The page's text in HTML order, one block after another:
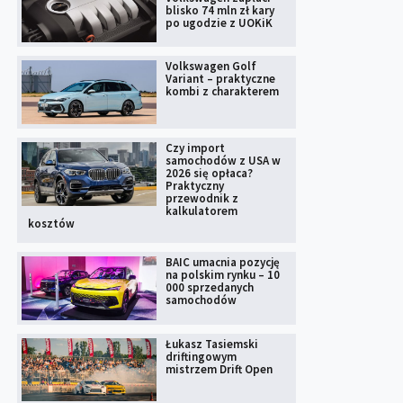
blisko 74 mln zł kary
po ugodzie z UOKiK
Volkswagen Golf
Variant – praktyczne
kombi z charakterem
Czy import
samochodów z USA w
2026 się opłaca?
Praktyczny
przewodnik z
kalkulatorem
kosztów
BAIC umacnia pozycję
na polskim rynku – 10
000 sprzedanych
samochodów
Łukasz Tasiemski
driftingowym
mistrzem Drift Open